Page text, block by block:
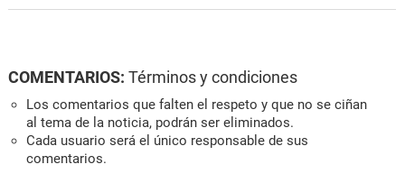
COMENTARIOS: Términos y condiciones
Los comentarios que falten el respeto y que no se ciñan
al tema de la noticia, podrán ser eliminados.
Cada usuario será el único responsable de sus
comentarios.